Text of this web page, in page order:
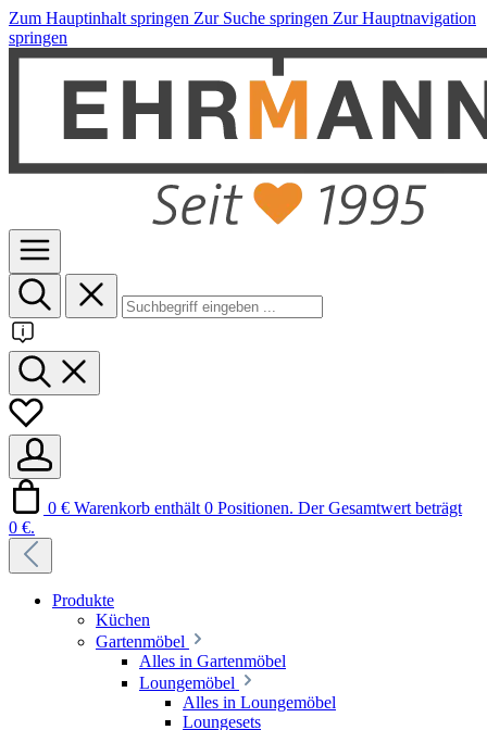
Zum Hauptinhalt springen Zur Suche springen Zur Hauptnavigation
springen
0 € Warenkorb enthält 0 Positionen. Der Gesamtwert beträgt
0 €.
Produkte
Küchen
Gartenmöbel
Alles in Gartenmöbel
Loungemöbel
Alles in Loungemöbel
Loungesets